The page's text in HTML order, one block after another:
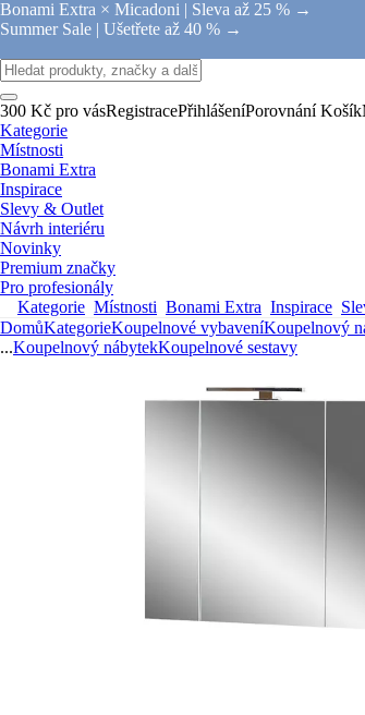
Bonami Extra × Micadoni | Sleva až 25 % →
Summer Sale | Ušetřete až 40 % →
300 Kč pro vásRegistracePřihlášeníPorovnání Košík
Kategorie
Místnosti
Bonami Extra
Inspirace
Slevy & Outlet
Návrh interiéru
Novinky
Premium značky
Pro profesionály
Kategorie Místnosti Bonami Extra Inspirace
DomůKategorieKoupelnové vybaveníKoupelnový
...Koupelnový nábytekKoupelnové sestavy